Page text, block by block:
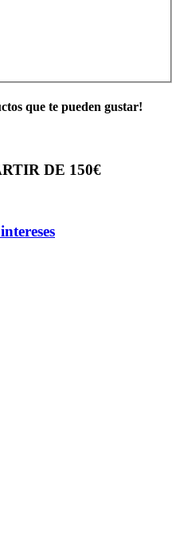
que te pueden gustar!
DE 150€